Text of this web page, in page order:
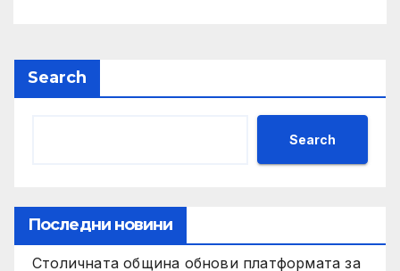
Search
Search
Последни новини
Столичната община обнови платформата за